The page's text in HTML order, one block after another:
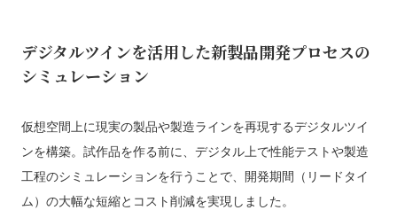
デジタルツインを活用した新製品開発プロセスの
シミュレーション
仮想空間上に現実の製品や製造ラインを再現するデジタルツイ
ンを構築。試作品を作る前に、デジタル上で性能テストや製造
工程のシミュレーションを行うことで、開発期間（リードタイ
ム）の大幅な短縮とコスト削減を実現しました。